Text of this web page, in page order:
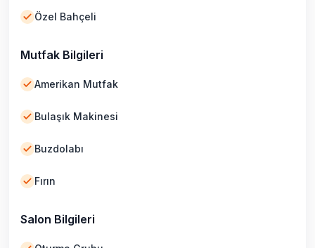
Özel Bahçeli
Mutfak Bilgileri
Amerikan Mutfak
Bulaşık Makinesi
Buzdolabı
Fırın
Salon Bilgileri